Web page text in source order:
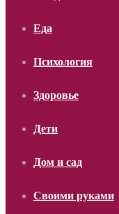
Еда
Психология
Здоровье
Дети
Дом и сад
Своими руками